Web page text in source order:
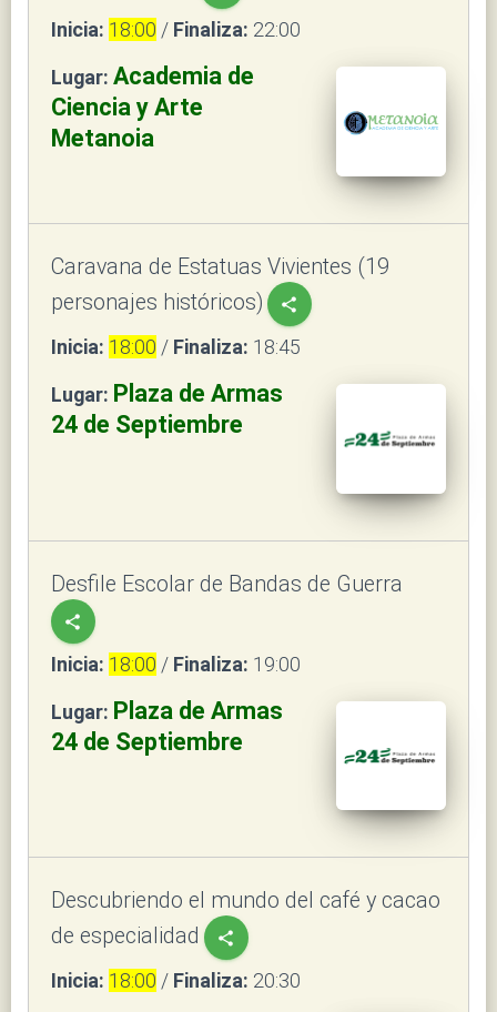
Inicia: 18:00 / Finaliza: 22:00
Lugar: Academia de
Ciencia y Arte
Metanoia
Caravana de Estatuas Vivientes (19
personajes históricos)
share
Inicia: 18:00 / Finaliza: 18:45
Lugar: Plaza de Armas
24 de Septiembre
Desfile Escolar de Bandas de Guerra
share
Inicia: 18:00 / Finaliza: 19:00
Lugar: Plaza de Armas
24 de Septiembre
Descubriendo el mundo del café y cacao
de especialidad
share
Inicia: 18:00 / Finaliza: 20:30